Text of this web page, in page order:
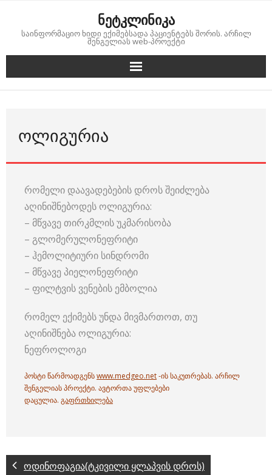
content
ნეტკლინიკა
საინფორმაციო ხიდი ექიმებსადა პაციენტებს შორის. არჩილ
შენგელიას web-პროექტი
ᲝᲚᲘᲒᲣᲠᲘᲐ
რომელი დაავადებების დროს შეიძლება
აღინიშნებოდეს ოლიგურია:
– მწვავე თირკმლის უკმარისობა
– გლომერულონეფრიტი
– ჰემოლიტიური სინდრომი
– მწვავე პიელონეფრიტი
– ფილტვის ვენების ემბოლია
რომელ ექიმებს უნდა მივმართოთ, თუ
აღინიშნება ოლიგურია:
ნეფროლოგი
პოსტი წარმოადგენსwww.medgeo.net-ის საკუთრებას. არჩილ
შენგელიას პროექტი. ავტორთა უფლებები
დაცულია. გაფრთხილება
ოდინოფაგია(ტკივილი ყლაპვის დროს)